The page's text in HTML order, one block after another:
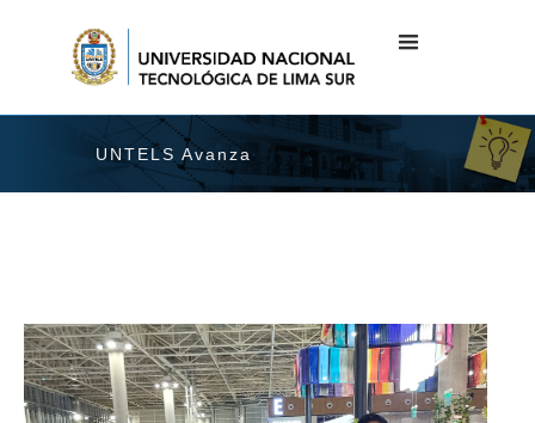
UNTELS Avanza